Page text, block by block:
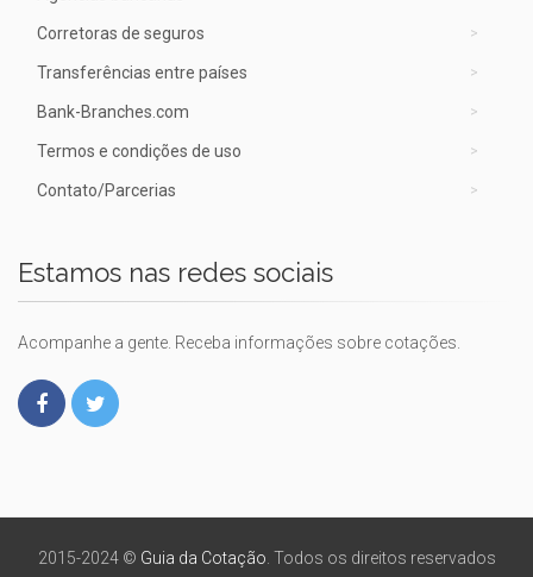
Corretoras de seguros
Transferências entre países
Bank-Branches.com
Termos e condições de uso
Contato/Parcerias
Estamos nas redes sociais
Acompanhe a gente. Receba informações sobre cotações.
2015-2024 © Guia da Cotação . Todos os direitos reservados